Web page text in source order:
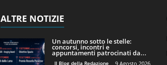
ALTRE NOTIZIE
Un autunno sotto le stelle:
concorsi, incontri e
appuntamenti patrocinati da...
Il Blog della Redazione 9 Agosto 2026